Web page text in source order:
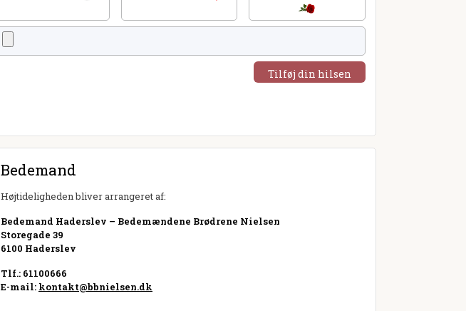
Tilføj din hilsen
Bedemand
Højtideligheden bliver arrangeret af:
Bedemand Haderslev – Bedemændene Brødrene Nielsen
Storegade 39
6100 Haderslev
Tlf.: 61100666
E-mail: kontakt@bbnielsen.dk